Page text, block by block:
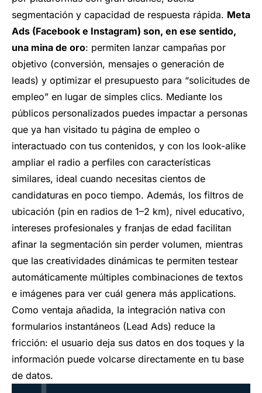
segmentación y capacidad de respuesta rápida. Meta
Ads (Facebook e Instagram) son, en ese sentido,
una mina de oro: permiten lanzar campañas por
objetivo (conversión, mensajes o generación de
leads) y optimizar el presupuesto para “solicitudes de
empleo” en lugar de simples clics. Mediante los
públicos personalizados puedes impactar a personas
que ya han visitado tu página de empleo o
interactuado con tus contenidos, y con los look-alike
ampliar el radio a perfiles con características
similares, ideal cuando necesitas cientos de
candidaturas en poco tiempo. Además, los filtros de
ubicación (pin en radios de 1–2 km), nivel educativo,
intereses profesionales y franjas de edad facilitan
afinar la segmentación sin perder volumen, mientras
que las creatividades dinámicas te permiten testear
automáticamente múltiples combinaciones de textos
e imágenes para ver cuál genera más applications.
Como ventaja añadida, la integración nativa con
formularios instantáneos (Lead Ads) reduce la
fricción: el usuario deja sus datos en dos toques y la
información puede volcarse directamente en tu base
de datos.